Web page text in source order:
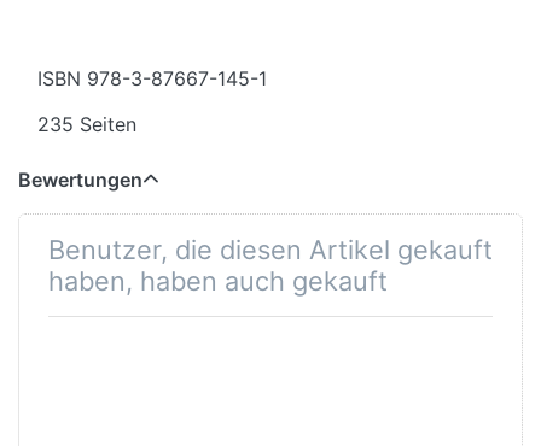
ISBN 978-3-87667-145-1
235 Seiten
Bewertungen
Benutzer, die diesen Artikel gekauft
haben, haben auch gekauft